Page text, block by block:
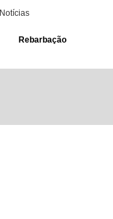
Notícias
Rebarbação